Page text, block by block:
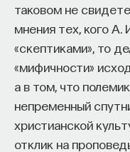
таковом не
мнения тех, кого А.
«скептиками», то
«мифичности»
а в том, что
непременный
христианской
отклик на